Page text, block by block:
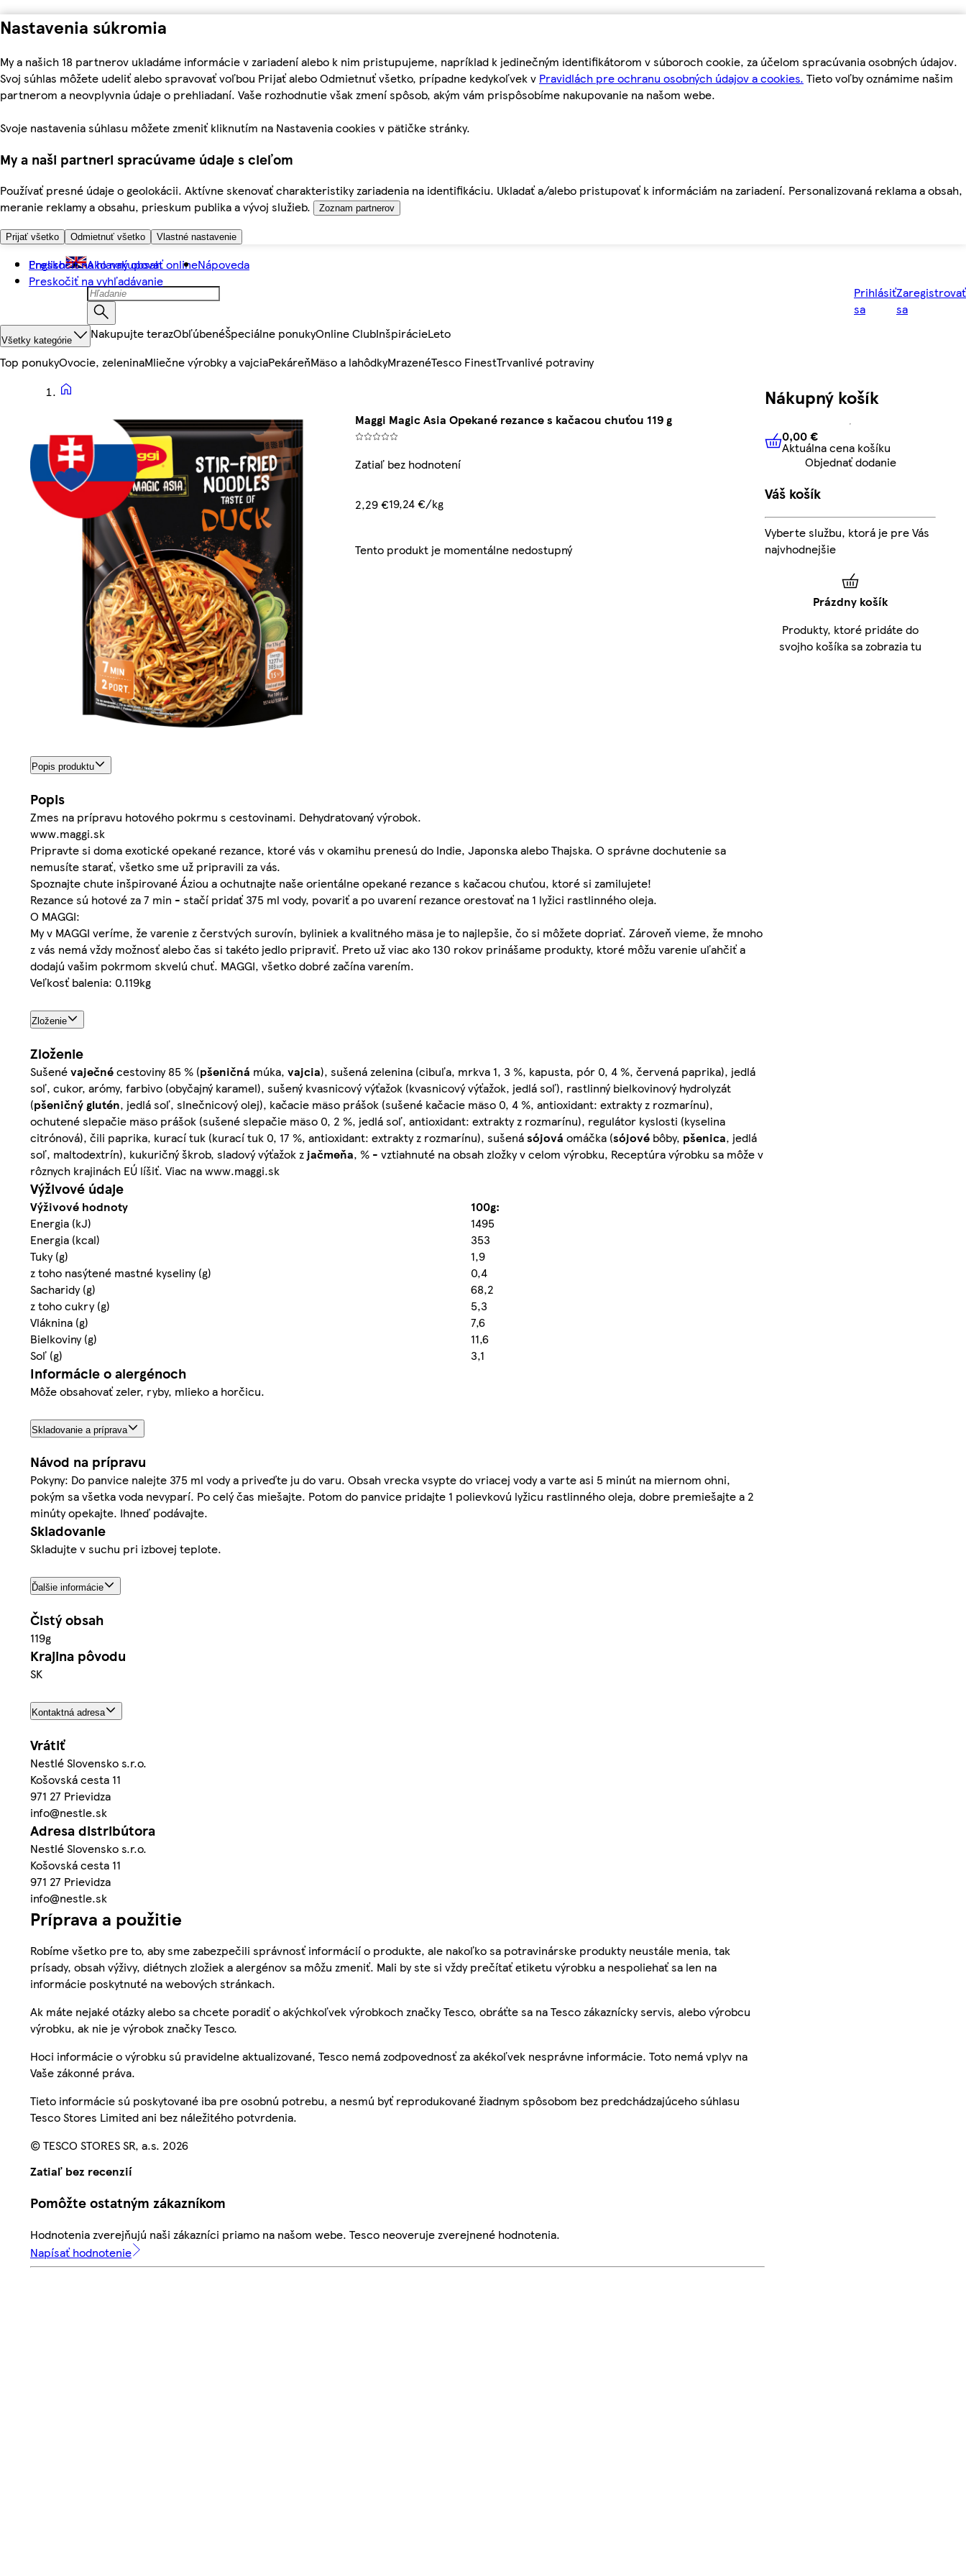
Nastavenia súkromia
My a našich 18 partnerov ukladáme informácie v zariadení alebo k nim pristupujeme, napríklad k jedinečným identifikátorom v súboroch cookie, za účelom spracúvania osobných údajov.
Svoj súhlas môžete udeliť alebo spravovať voľbou Prijať alebo Odmietnuť všetko, prípadne kedykoľvek v Pravidlách pre ochranu osobných údajov a cookies. Tieto voľby oznámime našim
partnerom a neovplyvnia údaje o prehliadaní. Vaše rozhodnutie však zmení spôsob, akým vám prispôsobíme nakupovanie na našom webe.
Svoje nastavenia súhlasu môžete zmeniť kliknutím na Nastavenia cookies v pätičke stránky.
My a naši partneri spracúvame údaje s cieľom
Používať presné údaje o geolokácii. Aktívne skenovať charakteristiky zariadenia na identifikáciu. Ukladať a/alebo pristupovať k informáciám na zariadení. Personalizovaná reklama a obsah,
meranie reklamy a obsahu, prieskum publika a vývoj služieb.
Zoznam partnerov
Prijať všetko Odmietnuť všetko Vlastné nastavenie
Preskočiť na hlavný obsah
Preskočiť na vyhľadávanie
English Ako nakupovať onlineNápoveda
Prihlásiť
sa
Zaregistrovať
sa
Všetky kategórie Nakupujte terazObľúbenéŠpeciálne ponukyOnline ClubInšpirácieLeto
Top ponukyOvocie, zeleninaMliečne výrobky a vajciaPekáreňMäso a lahôdkyMrazenéTesco FinestTrvanlivé potraviny
Maggi Magic Asia Opekané rezance s kačacou chuťou 119 g
Zatiaľ bez hodnotení
2,29 €19,24 €/kg
Tento produkt je momentálne nedostupný
Popis produktu
Popis
Zmes na prípravu hotového pokrmu s cestovinami. Dehydratovaný výrobok.
www.maggi.sk
Pripravte si doma exotické opekané rezance, ktoré vás v okamihu prenesú do Indie, Japonska alebo Thajska. O správne dochutenie sa
nemusíte starať, všetko sme už pripravili za vás.
Spoznajte chute inšpirované Áziou a ochutnajte naše orientálne opekané rezance s kačacou chuťou, ktoré si zamilujete!
Rezance sú hotové za 7 min - stačí pridať 375 ml vody, povariť a po uvarení rezance orestovať na 1 lyžici rastlinného oleja.
O MAGGI:
My v MAGGI veríme, že varenie z čerstvých surovín, byliniek a kvalitného mäsa je to najlepšie, čo si môžete dopriať. Zároveň vieme, že mnoho
z vás nemá vždy možnosť alebo čas si takéto jedlo pripraviť. Preto už viac ako 130 rokov prinášame produkty, ktoré môžu varenie uľahčiť a
dodajú vašim pokrmom skvelú chuť. MAGGI, všetko dobré začína varením.
Veľkosť balenia: 0.119kg
Zloženie
Zloženie
Sušenévaječnécestoviny 85 % (pšeničná múka, vajcia), sušená zelenina (cibuľa, mrkva 1, 3 %, kapusta, pór 0, 4 %, červená paprika), jedlá
soľ, cukor, arómy, farbivo (obyčajný karamel), sušený kvasnicový výťažok (kvasnicový výťažok, jedlá soľ), rastlinný bielkovinový hydrolyzát
(pšeničnýglutén, jedlá soľ, slnečnicový olej), kačacie mäso prášok (sušené kačacie mäso 0, 4 %, antioxidant: extrakty z rozmarínu),
ochutené slepačie mäso prášok (sušené slepačie mäso 0, 2 %, jedlá soľ, antioxidant: extrakty z rozmarínu), regulátor kyslosti (kyselina
citrónová), čili paprika, kurací tuk (kurací tuk 0, 17 %, antioxidant: extrakty z rozmarínu), sušenásójová omáčka (sójové bôby, pšenica, jedlá
soľ, maltodextrín), kukuričný škrob, sladový výťažok z jačmeňa, % - vztiahnuté na obsah zložky v celom výrobku, Receptúra výrobku sa môže v
rôznych krajinách EÚ líšiť. Viac na www.maggi.sk
Výživové údaje
Výživové hodnoty
100g:
Energia (kJ)
1495
Energia (kcal)
353
Tuky (g)
1,9
z toho nasýtené mastné kyseliny (g)
0,4
Sacharidy (g)
68,2
z toho cukry (g)
5,3
Vláknina (g)
7,6
Bielkoviny (g)
11,6
Soľ (g)
3,1
Informácie o alergénoch
Môže obsahovať zeler, ryby, mlieko a horčicu.
Skladovanie a príprava
Návod na prípravu
Pokyny: Do panvice nalejte 375 ml vody a priveďte ju do varu. Obsah vrecka vsypte do vriacej vody a varte asi 5 minút na miernom ohni,
pokým sa všetka voda nevyparí. Po celý čas miešajte. Potom do panvice pridajte 1 polievkovú lyžicu rastlinného oleja, dobre premiešajte a 2
minúty opekajte. Ihneď podávajte.
Skladovanie
Skladujte v suchu pri izbovej teplote.
Ďalšie informácie
Čistý obsah
119g
Krajina pôvodu
SK
Kontaktná adresa
Vrátiť
Nestlé Slovensko s.r.o.
Košovská cesta 11
971 27 Prievidza
info@nestle.sk
Adresa distribútora
Nestlé Slovensko s.r.o.
Košovská cesta 11
971 27 Prievidza
info@nestle.sk
Príprava a použitie
Robíme všetko pre to, aby sme zabezpečili správnosť informácií o produkte, ale nakoľko sa potravinárske produkty neustále menia, tak
prísady, obsah výživy, diétnych zložiek a alergénov sa môžu zmeniť. Mali by ste si vždy prečítať etiketu výrobku a nespoliehať sa len na
informácie poskytnuté na webových stránkach.
Ak máte nejaké otázky alebo sa chcete poradiť o akýchkoľvek výrobkoch značky Tesco, obráťte sa na Tesco zákaznícky servis, alebo výrobcu
výrobku, ak nie je výrobok značky Tesco.
Hoci informácie o výrobku sú pravidelne aktualizované, Tesco nemá zodpovednosť za akékoľvek nesprávne informácie. Toto nemá vplyv na
Vaše zákonné práva.
Tieto informácie sú poskytované iba pre osobnú potrebu, a nesmú byť reprodukované žiadnym spôsobom bez predchádzajúceho súhlasu
Tesco Stores Limited ani bez náležitého potvrdenia.
© TESCO STORES SR, a.s. 2026
Zatiaľ bez recenzií
Pomôžte ostatným zákazníkom
Hodnotenia zverejňujú naši zákazníci priamo na našom webe. Tesco neoveruje zverejnené hodnotenia.
Napísať hodnotenie
Nákupný košík
0,00 € Aktuálna cena košíku
0,00 €
Aktuálna cena košíku
Objednať dodanie
Váš košík
Vyberte službu, ktorá je pre Vás
najvhodnejšie
Prázdny košík
Produkty, ktoré pridáte do
svojho košíka sa zobrazia tu